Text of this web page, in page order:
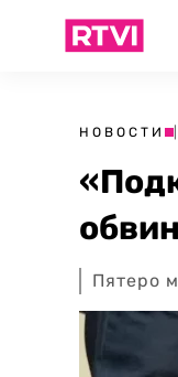
НОВОСТИ
Пятеро